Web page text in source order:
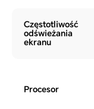
Częstotliwość
odświeżania
ekranu
Procesor